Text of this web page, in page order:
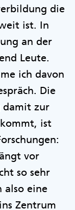
die
ist. In
an der
Leute.
ich davon
Die
damit zur
ist
vor
so sehr
also eine
Zentrum